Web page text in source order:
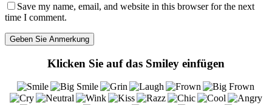
Save my name, email, and website in this browser for the next
time I comment.
Klicken Sie auf das Smiley einfügen